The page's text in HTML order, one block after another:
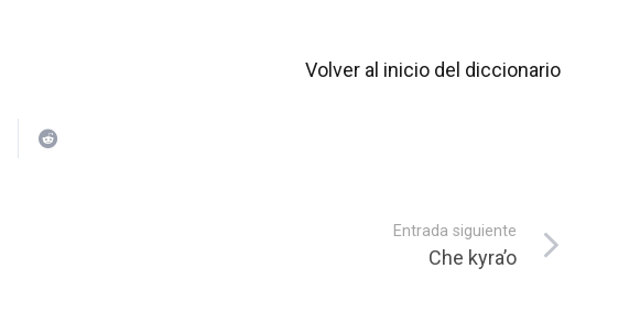
Volver al inicio del diccionario
Entrada siguiente
Che kyra’o